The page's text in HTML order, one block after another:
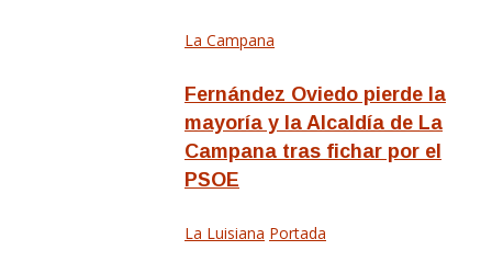
La Campana
Fernández Oviedo pierde la
mayoría y la Alcaldía de La
Campana tras fichar por el
PSOE
La Luisiana Portada